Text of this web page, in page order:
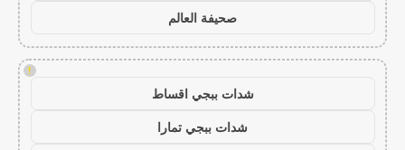
صحيفة العالم
!
شدات ببجي اقساط
شدات ببجي تمارا